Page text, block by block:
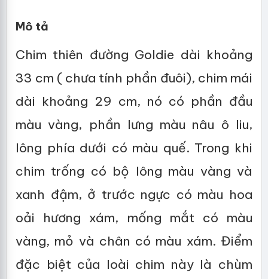
Mô tả
Chim thiên đường Goldie dài khoảng
33 cm ( chưa tính phần đuôi), chim mái
dài khoảng 29 cm, nó có phần đầu
màu vàng, phần lưng màu nâu ô liu,
lông phía dưới có màu quế. Trong khi
chim trống có bộ lông màu vàng và
xanh đậm, ở trước ngực có màu hoa
oải hương xám, mống mắt có màu
vàng, mỏ và chân có màu xám. Điểm
đặc biệt của loài chim này là chùm